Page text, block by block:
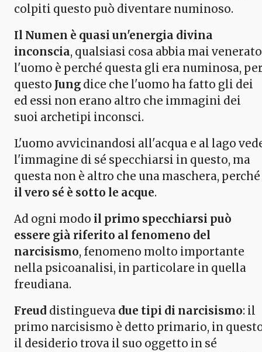
colpiti questo può diventare numinoso.
Il Numen è quasi un'energia divina
inconscia, qualsiasi cosa abbia mai venerato
l'uomo è perché questa gli era numinosa,
questo Jung dice che l'uomo ha fatto gli dei
ed essi non erano altro che immagini dei
suoi archetipi inconsci.
L'uomo avvicinandosi all'acqua e al lago
l'immagine di sé specchiarsi in questo, ma
questa non è altro che una maschera, perché
il vero sé è sotto le acque.
Ad ogni modo il primo specchiarsi può
essere già riferito al fenomeno del
narcisismo, fenomeno molto importante
nella psicoanalisi, in particolare in quella
freudiana.
Freud distingueva due tipi di narcisismo: il
primo narcisismo è detto primario, in
il desiderio trova il suo oggetto in sé